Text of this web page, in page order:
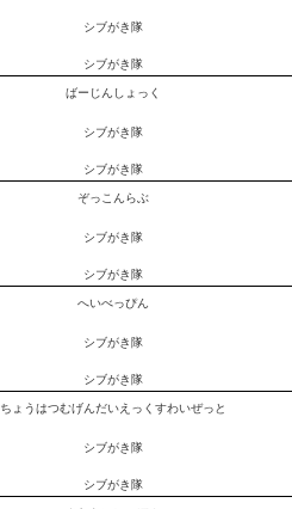
シブがき隊
シブがき隊
ばーじんしょっく
シブがき隊
シブがき隊
ぞっこんらぶ
シブがき隊
シブがき隊
へいべっぴん
シブがき隊
シブがき隊
ちょうはつむげんだいえっくすわいぜっと
シブがき隊
シブがき隊